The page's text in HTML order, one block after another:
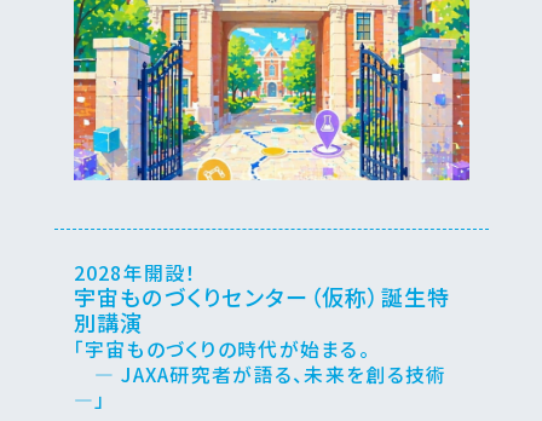
2028年開設！
宇宙ものづくりセンター（仮称）誕生特
別講演
「宇宙ものづくりの時代が始まる。
― JAXA研究者が語る、未来を創る技術
―」